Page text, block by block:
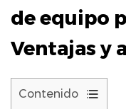
de equipo
Ventajas y
Contenido